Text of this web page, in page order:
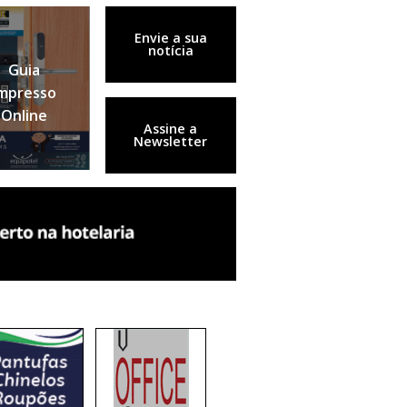
Guia
Online
Envie a sua
notícia
Assine a
Newsletter